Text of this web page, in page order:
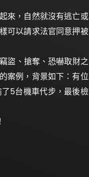
來，自然就沒有逃亡或
可以請求法官同意押被
盜、搶奪、恐嚇取財之
案例，背景如下：有位
5台機車代步，最後檢